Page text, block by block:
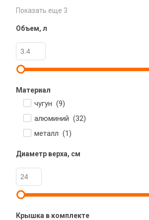
Показать еще 3
Объем, л
Материал
чугун (9)
алюминий (32)
металл (1)
Диаметр верха, см
Крышка в комплекте